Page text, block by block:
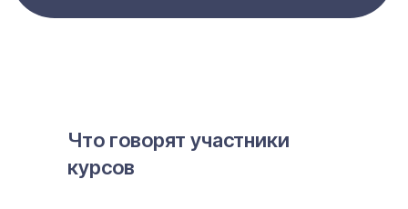
Что говорят участники
курсов